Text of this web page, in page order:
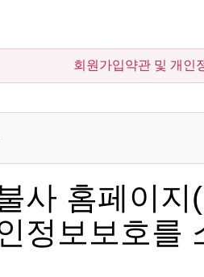
회원가입약관 및 개인